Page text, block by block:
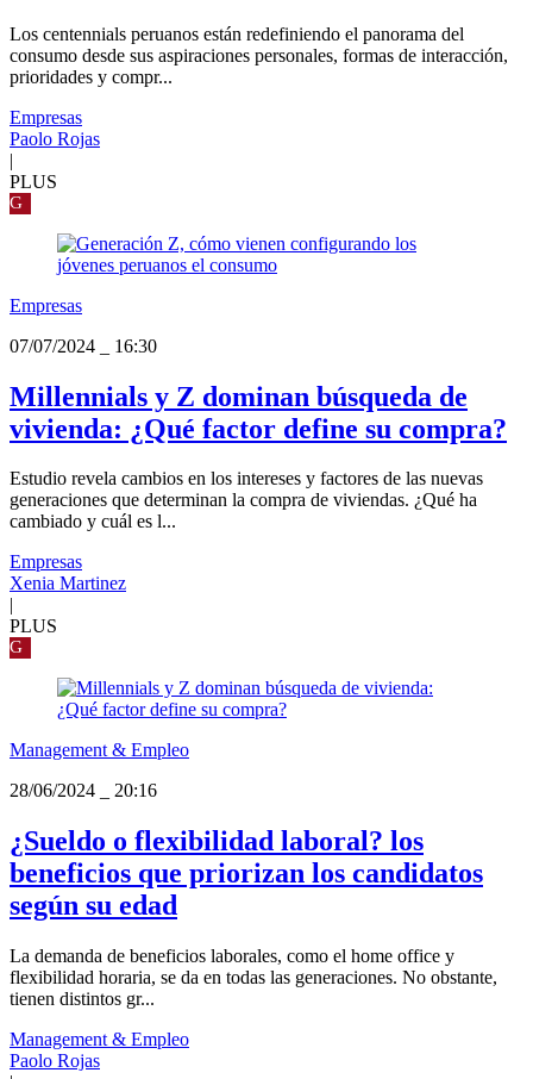
Los centennials peruanos están redefiniendo el panorama del
consumo desde sus aspiraciones personales, formas de interacción,
prioridades y compr...
Empresas
Paolo Rojas
|
PLUS
G
Empresas
07/07/2024
16:30
Millennials y Z dominan búsqueda de
vivienda: ¿Qué factor define su compra?
Estudio revela cambios en los intereses y factores de las nuevas
generaciones que determinan la compra de viviendas. ¿Qué ha
cambiado y cuál es l...
Empresas
Xenia Martinez
PLUS
G
Management & Empleo
28/06/2024
20:16
¿Sueldo o flexibilidad laboral? los
beneficios que priorizan los candidatos
según su edad
La demanda de beneficios laborales, como el home office y
flexibilidad horaria, se da en todas las generaciones. No obstante,
tienen distintos gr...
Management & Empleo
Paolo Rojas